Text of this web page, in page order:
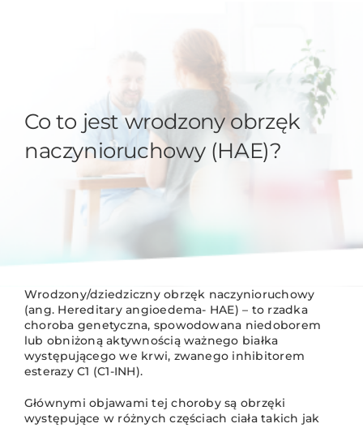
Co to jest wrodzony obrzęk
naczynioruchowy (HAE)?
Wrodzony/dziedziczny obrzęk naczynioruchowy
(ang. Hereditary angioedema- HAE) – to rzadka
choroba genetyczna, spowodowana niedoborem
lub obniżoną aktywnością ważnego białka
występującego we krwi, zwanego inhibitorem
esterazy C1 (C1-INH).
Głównymi objawami tej choroby są obrzęki
występujące w różnych częściach ciała takich jak